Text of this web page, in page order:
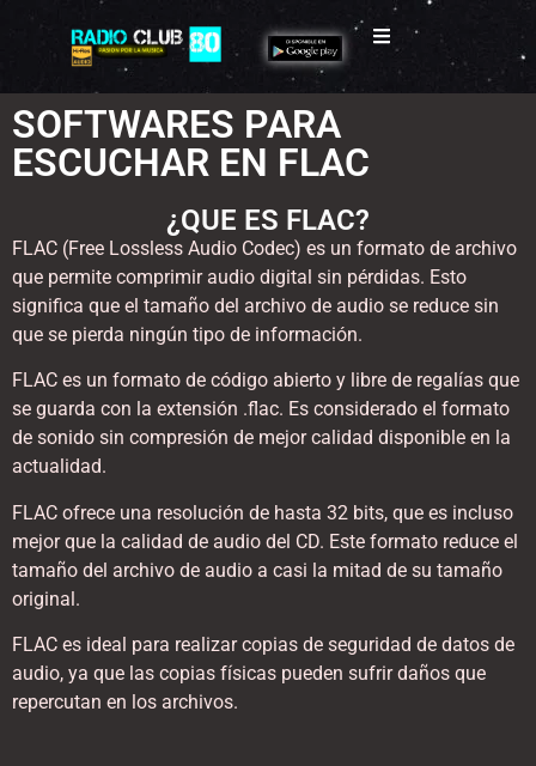
SOFTWARES PARA
ESCUCHAR EN FLAC
¿QUE ES FLAC?
FLAC (Free Lossless Audio Codec) es un formato de archivo
que permite comprimir audio digital sin pérdidas. Esto
significa que el tamaño del archivo de audio se reduce sin
que se pierda ningún tipo de información.
FLAC es un formato de código abierto y libre de regalías que
se guarda con la extensión .flac. Es considerado el formato
de sonido sin compresión de mejor calidad disponible en la
actualidad.
FLAC ofrece una resolución de hasta 32 bits, que es incluso
mejor que la calidad de audio del CD. Este formato reduce el
tamaño del archivo de audio a casi la mitad de su tamaño
original.
FLAC es ideal para realizar copias de seguridad de datos de
audio, ya que las copias físicas pueden sufrir daños que
repercutan en los archivos.